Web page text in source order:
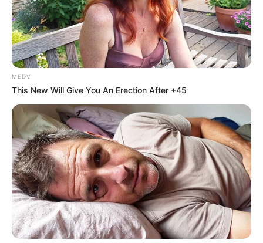
MEDVI
This New Will Give You An Erection After +45